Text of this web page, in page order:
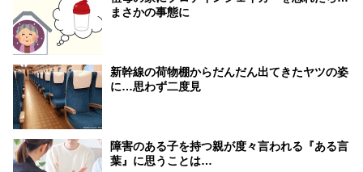
まさかの事態に
新幹線の荷物棚からだんだん出てきたヤツの姿
に…思わず二度見
障害のある子を持つ親が度々言われる『ある言
葉』に思うことは…